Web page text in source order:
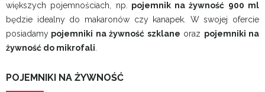
większych pojemnościach, np. pojemnik na żywność 900 ml
będzie idealny do makaronów czy kanapek. W swojej ofercie
posiadamy pojemniki na żywność szklane oraz pojemniki na
żywność do mikrofali.
POJEMNIKI NA ŻYWNOŚĆ